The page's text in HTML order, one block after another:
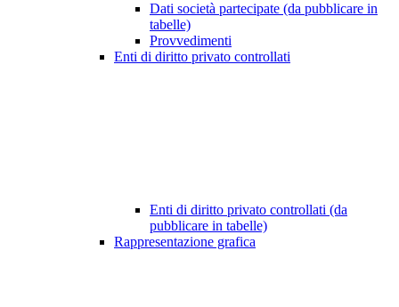
Dati società partecipate (da pubblicare in
tabelle)
Provvedimenti
Enti di diritto privato controllati
Enti di diritto privato controllati (da
pubblicare in tabelle)
Rappresentazione grafica